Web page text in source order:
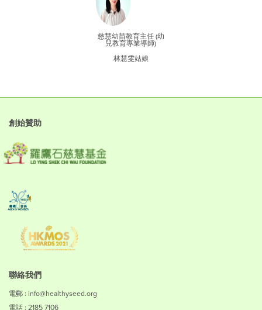
慈慧幼苗教育主任 (幼
兒教育專業導師)
林慧雯姑娘
創始贊助
聯絡我們
電郵 : info@healthyseed.org
電話 : 2185 7106